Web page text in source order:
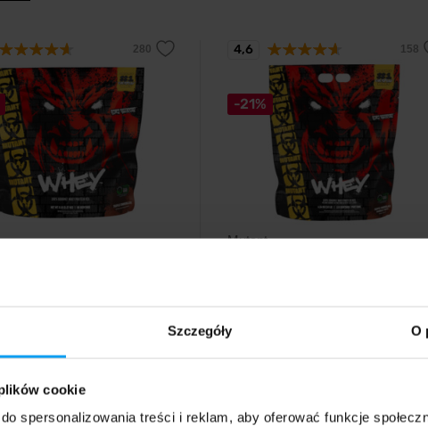
Szczegóły O
cookie
spersonalizowania treści i reklam, aby oferować funkcje
izolat i hydrolizat.
zł
zł
-21%
Mutant
koncentrat, izolat i hydrolizat.
399,90zł
4,6